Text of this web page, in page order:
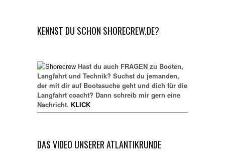
KENNST DU SCHON SHORECREW.DE?
Hast du auch FRAGEN zu Booten,
Langfahrt und Technik? Suchst du jemanden,
der mit dir auf Bootssuche geht und dich für die
Langfahrt coacht? Dann schreib mir gern eine
Nachricht. KLICK
DAS VIDEO UNSERER ATLANTIKRUNDE